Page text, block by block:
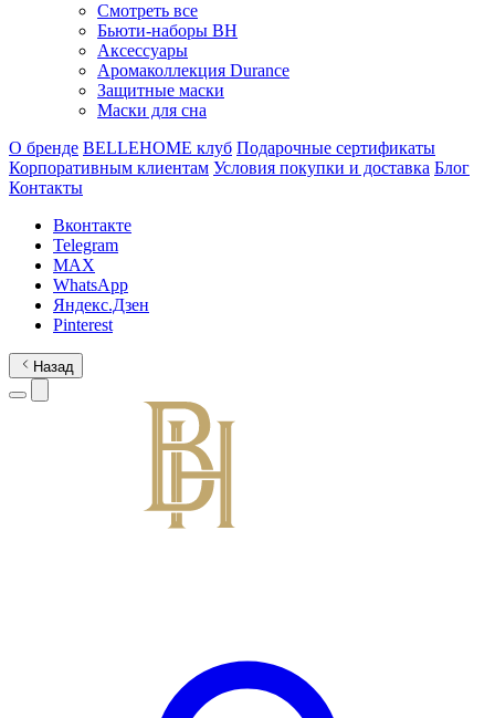
Смотреть все
Бьюти-наборы ВН
Аксессуары
Аромаколлекция Durance
Защитные маски
Маски для сна
О бренде BELLEHOME клуб Подарочные сертификаты
Корпоративным клиентам Условия покупки и доставка Блог
Контакты
Вконтакте
Telegram
MAX
WhatsApp
Яндекс.Дзен
Pinterest
Назад